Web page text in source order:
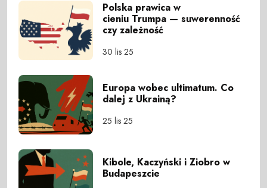
Polska prawica w
cieniu Trumpa — suwerenność
czy zależność
30 lis 25
Europa wobec ultimatum. Co
dalej z Ukrainą?
25 lis 25
Kibole, Kaczyński i Ziobro w
Budapeszcie